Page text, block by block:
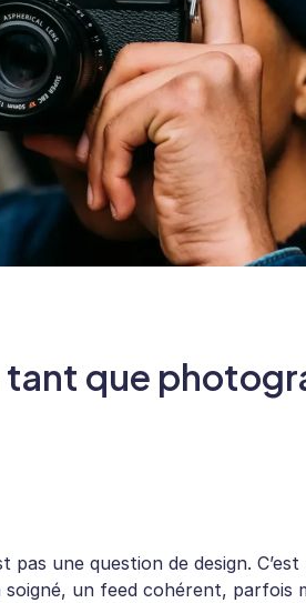
que
pas une question de design.
un feed cohérent, parfois